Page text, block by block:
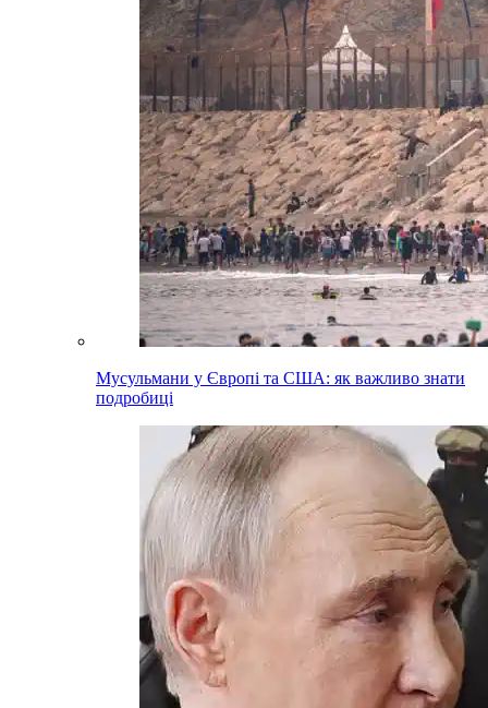
Мусульмани у Європі та США: як важливо знати
подробиці